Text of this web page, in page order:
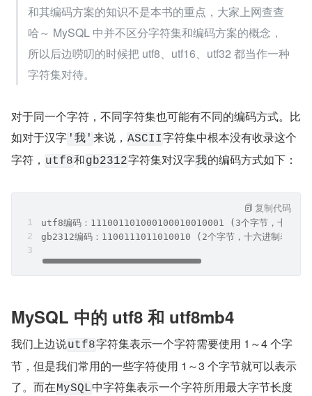
和其编码方案的知识不是本书的重点，大家上网查查
哈～ MySQL 中并不区分字符集和编码方案的概念，
所以后边唠叨的时候把 utf8、utf16、utf32 都当作一种
字符集对待。
对于同一个字符，不同字符集也可能有不同的编码方式。比
如对于汉字 '我' 来说， ASCII字符集中根本没有收录这个
字符， utf8和gb2312字符集对汉字我的编码方式如下：
utf8编码：111001101000100010010001 (3个字节，十六进
gb2312编码：1100111011010010 (2个字节，十六进制表示是
复制代码
MySQL 中的 utf8 和 utf8mb4
我们上边说utf8字符集表示一个字符需要使用 1～4 个字
节，但是我们常用的一些字符使用 1～3 个字节就可以表示
了。而在MySQL中字符集表示一个字符所用最大字节长度